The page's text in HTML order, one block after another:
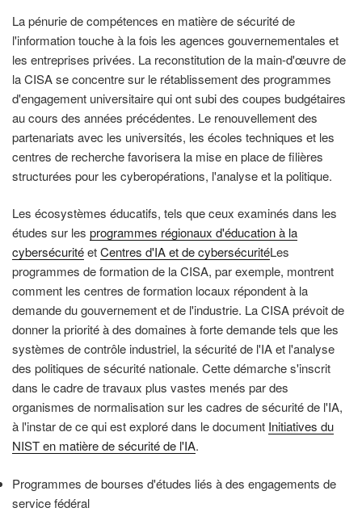
La pénurie de compétences en matière de sécurité de
l'information touche à la fois les agences gouvernementales et
les entreprises privées. La reconstitution de la main-d'œuvre de
la CISA se concentre sur le rétablissement des programmes
d'engagement universitaire qui ont subi des coupes budgétaires
au cours des années précédentes. Le renouvellement des
partenariats avec les universités, les écoles techniques et les
centres de recherche favorisera la mise en place de filières
structurées pour les cyberopérations, l'analyse et la politique.
Les écosystèmes éducatifs, tels que ceux examinés dans les
études sur les programmes régionaux d'éducation à la
cybersécuritéetCentres d'IA et de cybersécuritéLes
programmes de formation de la CISA, par exemple, montrent
comment les centres de formation locaux répondent à la
demande du gouvernement et de l'industrie. La CISA prévoit de
donner la priorité à des domaines à forte demande tels que les
systèmes de contrôle industriel, la sécurité de l'IA et l'analyse
des politiques de sécurité nationale. Cette démarche s'inscrit
dans le cadre de travaux plus vastes menés par des
organismes de normalisation sur les cadres de sécurité de l'IA,
à l'instar de ce qui est exploré dans le document Initiatives du
NIST en matière de sécurité de l'IA.
Programmes de bourses d'études liés à des engagements de
service fédéral